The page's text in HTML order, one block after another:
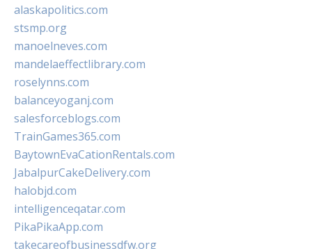
alaskapolitics.com
stsmp.org
manoelneves.com
mandelaeffectlibrary.com
roselynns.com
balanceyoganj.com
salesforceblogs.com
TrainGames365.com
BaytownEvaCationRentals.com
JabalpurCakeDelivery.com
halobjd.com
intelligenceqatar.com
PikaPikaApp.com
takecareofbusinessdfw.org